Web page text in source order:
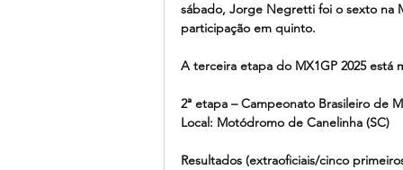
sábado, Jorge Negretti foi o sexto na
participação em quinto.
A terceira etapa do MX1GP 2025 está
2ª etapa – Campeonato Brasileiro de
Local: Motódromo de Canelinha (SC)
Resultados (extraoficiais/cinco